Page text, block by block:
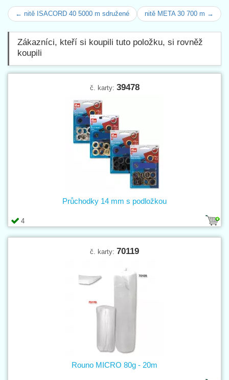
← nitě ISACORD 40 5000 m sdružené nitě META 30 700 m →
Zákazníci, kteří si koupili tuto položku, si rovněž
koupili
č. karty: 39478
4
Průchodky 14 mm s podložkou
č. karty: 70119
Rouno MICRO 80g - 20m